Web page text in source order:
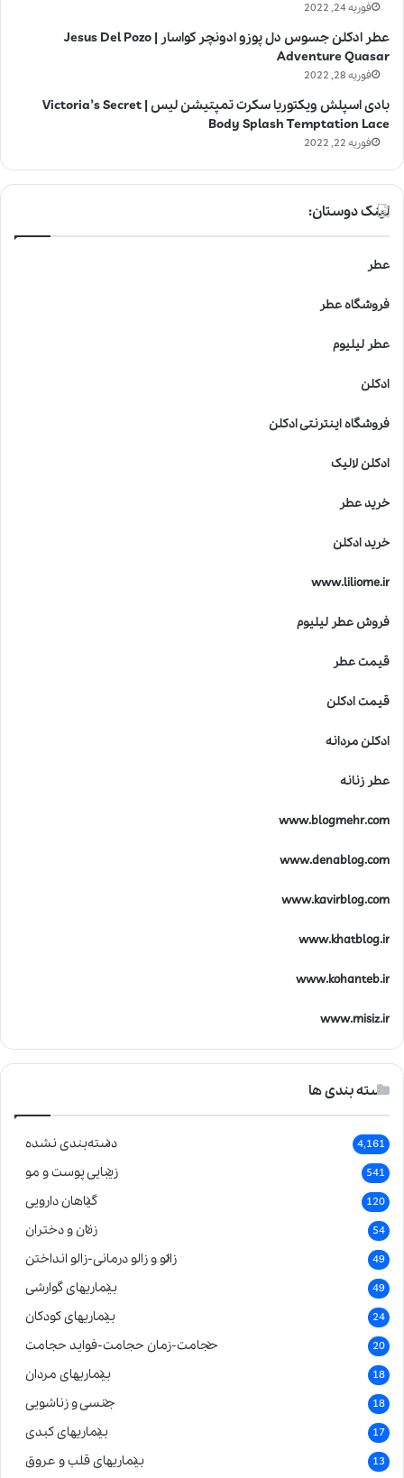
فوریه 24, 2022
عطر ادکلن جسوس دل پوزو ادونچر کواسار | Jesus Del Pozo
Adventure Quasar
فوریه 28, 2022
بادی اسپلش ویکتوریا سکرت تمپتیشن لیس | Victoria’s Secret
Body Splash Temptation Lace
فوریه 22, 2022
لینک دوستان:
عطر
فروشگاه عطر
عطر لیلیوم
ادکلن
فروشگاه اینترنتی ادکلن
ادکلن لالیک
خرید عطر
خرید ادکلن
www.liliome.ir
فروش عطر لیلیوم
قیمت عطر
قیمت ادکلن
ادکلن مردانه
عطر زنانه
www.blogmehr.com
www.denablog.com
www.kavirblog.com
www.khatblog.ir
www.kohanteb.ir
www.misiz.ir
دسته بندی ها
دسته‌بندی نشده 4,161
زیبایی پوست و مو 541
گیاهان دارویی 120
زنان و دختران 54
زالو و زالو درمانی-زالو انداختن 49
بیماریهای گوارشی 49
بیماریهای کودکان 24
حجامت-زمان حجامت-فواید حجامت 20
بیماریهای مردان 18
جنسی و زناشویی 18
بیماریهای کبدی 17
بیماریهای قلب و عروق 13